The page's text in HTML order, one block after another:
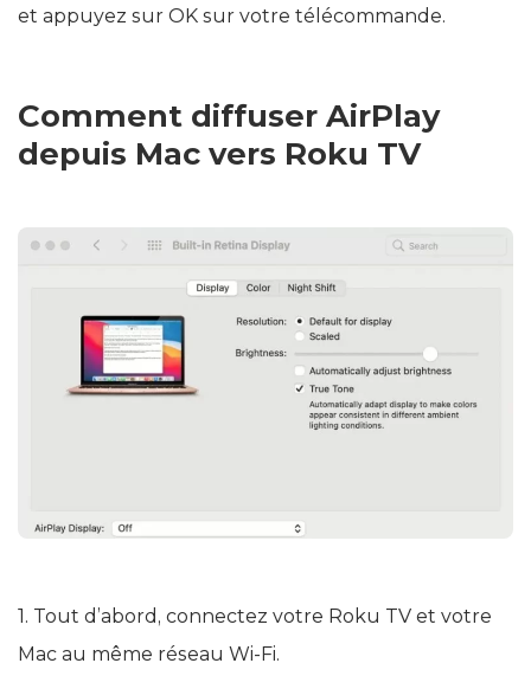
et appuyez sur OK sur votre télécommande.
Comment diffuser AirPlay
depuis Mac vers Roku TV
1. Tout d’abord, connectez votre Roku TV et votre
Mac au même réseau Wi-Fi.